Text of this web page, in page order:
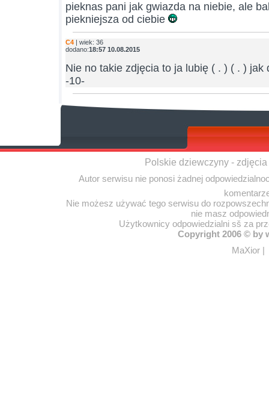
pieknas pani jak gwiazda na niebie, ale
piekniejsza od ciebie
C4 | wiek: 36
dodano:18:57 10.08.2015
Nie no takie zdjęcia to ja lubię ( . ) ( . )
-10-
Polskie dziewczyny -
Autor serwisu nie ponosi żadnej
Nie możesz używać tego serwisu do
nie masz
Użytkownicy odpowiedzialni sš za
Copyright 2006 © by
MaXior |